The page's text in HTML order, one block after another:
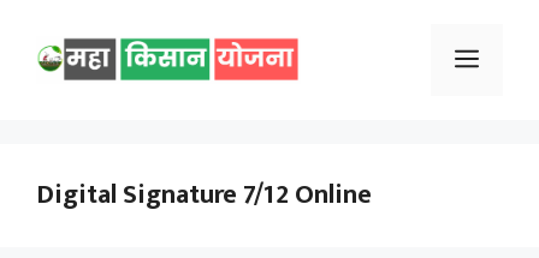
content
Menu
Digital Signature 7/12 Online